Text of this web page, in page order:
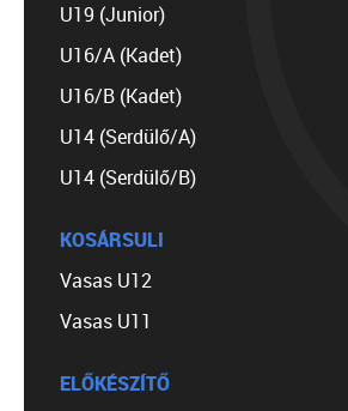
U19 (Junior)
U16/A (Kadet)
U16/B (Kadet)
U14 (Serdülő/A)
U14 (Serdülő/B)
KOSÁRSULI
Vasas U12
Vasas U11
ELŐKÉSZÍTŐ